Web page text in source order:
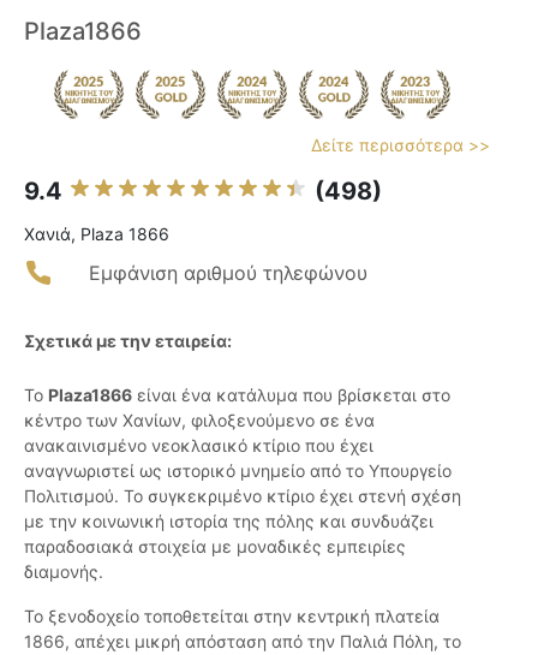
Plaza1866
Δείτε περισσότερα >>
9.4 (498)
Χανιά, Plaza 1866
Εμφάνιση αριθμού τηλεφώνου
Σχετικά με την εταιρεία:
Το Plaza1866 είναι ένα κατάλυμα που βρίσκεται στο
κέντρο των Χανίων, φιλοξενούμενο σε ένα
ανακαινισμένο νεοκλασικό κτίριο που έχει
αναγνωριστεί ως ιστορικό μνημείο από το Υπουργείο
Πολιτισμού. Το συγκεκριμένο κτίριο έχει στενή σχέση
με την κοινωνική ιστορία της πόλης και συνδυάζει
παραδοσιακά στοιχεία με μοναδικές εμπειρίες
διαμονής.
Το ξενοδοχείο τοποθετείται στην κεντρική πλατεία
1866, απέχει μικρή απόσταση από την Παλιά Πόλη, το